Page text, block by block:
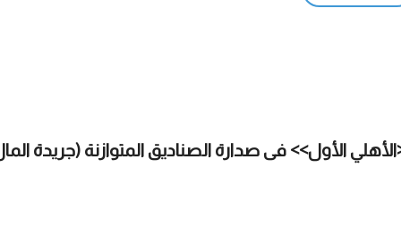
الأول>> فى صدارة الصناديق المتوازنة (جريدة